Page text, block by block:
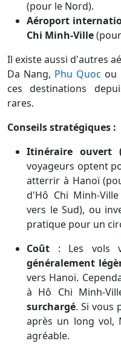
(pour le Nord).
Aéroport
Chi Minh-Ville
Il existe aussi d'autres
Da Nang, Phu Quoc ou
ces destinations
rares.
Conseils stratégiques :
Itinéraire ouvert
voyageurs optent
atterrir à Hanoï
d'Hô Chi Minh-
vers le Sud), ou
pratique pour un
Coût : Les vols
généralement
vers Hanoï.
à Hô Chi Minh-
surchargé. Si vous
après un long vol,
agréable.